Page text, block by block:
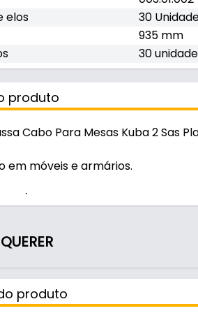
elos
30
935 mm
30
produto
Cabo Para Mesas Kuba 2 Sas
em móveis e armários.
Aço/Polímero com acabamento
Cabo Kuba 2
Polímero
produto